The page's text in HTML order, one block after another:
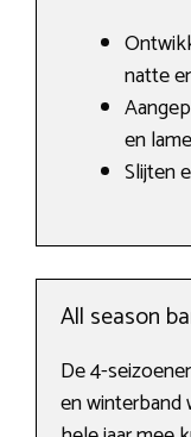
natte
en
Slijten
All season
De 4-
en winterband